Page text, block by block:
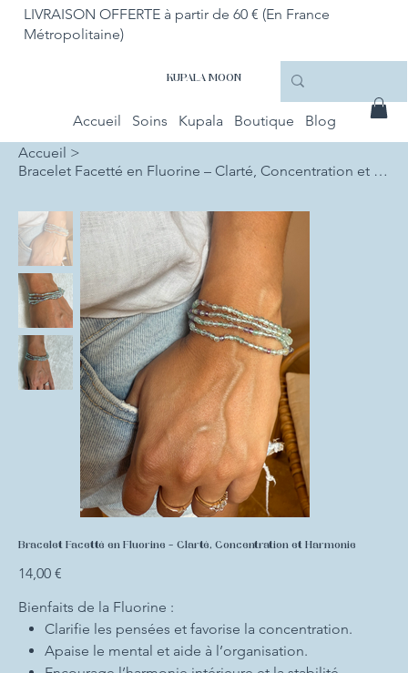
LIVRAISON OFFERTE à partir de 60 € (En France
Métropolitaine)
Accueil Soins Kupala Boutique Blog
KUPALA MOON
Accueil >
Bracelet Facetté en Fluorine – Clarté, Concentration et Harmonie
Bracelet Facetté en Fluorine – Clarté, Concentration et Harmonie
Prix
14,00 €
Bienfaits de la Fluorine :
Clarifie les pensées et favorise la concentration.
Apaise le mental et aide à l’organisation.